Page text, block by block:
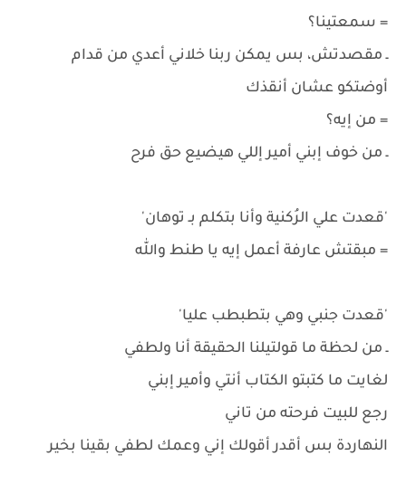
= سمعتينا؟
ـ مقصدتش، بس يمكن ربنا خلاني أعدي من قدام
أوضتكو عشان أنقذك
= من إيه؟
ـ من خوف إبني أمير إللي هيضيع حق فرح
'قعدت علي الرُكنية وأنا بتكلم بـ توهان'
= مبقتش عارفة أعمل إيه يا طنط والله
'قعدت جنبي وهي بتطبطب عليا'
ـ من لحظة ما قولتيلنا الحقيقة أنا ولطفي
لغايت ما كتبتو الكتاب أنتي وأمير إبني
رجع للبيت فرحته من تاني
النهاردة بس أقدر أقولك إني وعمك لطفي بقينا بخير